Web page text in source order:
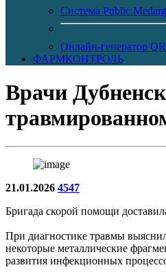
Система
Онлайн-генератор
ФАРМКОНТРОЛЬ
Врачи
21.01.2026 4547
Бригада скорой помощи
При диагностике травмы
некоторые металлические
развития инфекционных